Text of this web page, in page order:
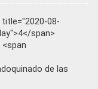
08-
span>
de las